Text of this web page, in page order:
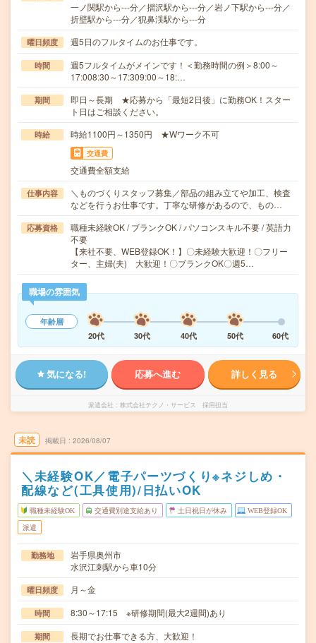
一ノ関駅から---分／摺沢駅から---分／岩ノ下駅から---分／
折壁駅から---分／猊鼻渓駅から---分
曜日頻度 週5日のフルタイムのお仕事です。
時間
週5フルタイムがメインです！＜勤務時間の例＞8:00～
17:008:30～17:309:00～18:…
期間
即日～長期 ★応募から「最短2日後」に勤務OK！スター
ト日はご相談ください。
時給 時給1100円～1350円 ★Wワーク不可
交通費
交通費全額支給
仕事内容
＼ものづくりスタッフ募集／部品の組み立てや加工、検査
などを行うお仕事です。丁寧な研修があるので、もの…
応募資格
職種未経験OK / ブランクOK / パソコンスキル不要 / 英語力
不要
【来社不要、WEB登録OK！】〇未経験大歓迎！〇フリー
ター、主婦(夫) 大歓迎！〇ブランクOK〇週5…
職場の雰囲気
年齢層
20代
30代 40代 50代 60代
気になる! 応募へ進む 詳しく見る
派遣会社 株式会社テクノ・サービス 採用担当
未読 掲載日 2026/08/07
＼未経験OK／電子パーツづくり※ネジしめ・
配線など(工具使用)/日払いOK
職種未経験OK 交通費別途支給あり 土日祝日が休み WEB登録OK
派遣
勤務地
岩手県奥州市
水沢江刺駅から車10分
曜日頻度 月～金
時間 8:30～17:15 ※研修期間(最大2週間)あり
期間 長期でお仕事できる方、大歓迎！